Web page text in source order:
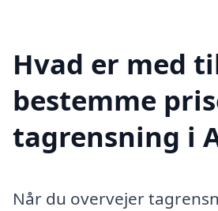
Hvad er med
bestemme
tagrensning i
Når du overvejer